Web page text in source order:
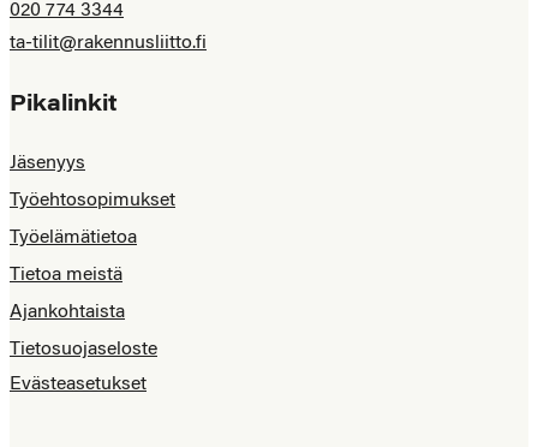
020 774 3344
ta-tilit@rakennusliitto.fi
Pikalinkit
Jäsenyys
Työehtosopimukset
Työelämätietoa
Tietoa meistä
Ajankohtaista
Tietosuojaseloste
Evästeasetukset